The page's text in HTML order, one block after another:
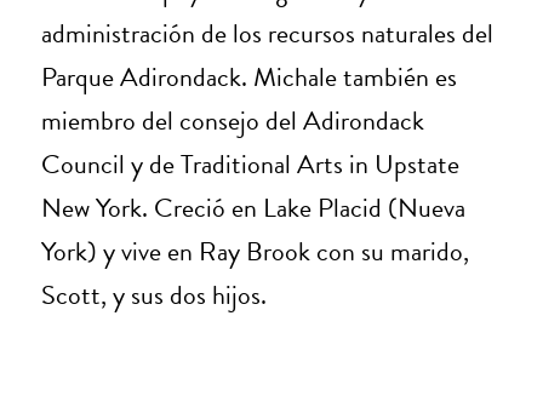
administración de los recursos naturales del
Parque Adirondack. Michale también es
miembro del consejo del Adirondack
Council y de Traditional Arts in Upstate
New York. Creció en Lake Placid (Nueva
York) y vive en Ray Brook con su marido,
Scott, y sus dos hijos.